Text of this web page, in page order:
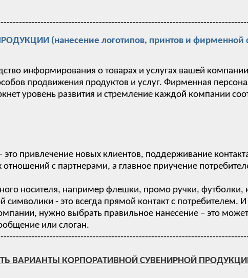
(нанесение логотипов, принтов и фирменной
информирования о товарах и услугах вашей
продвижения продуктов и услуг. Фирменная
уровень развития и стремление каждой компании
привлечение новых клиентов, поддерживание
с партнерами, а главное приучение
носителя, например флешки, промо ручки,
- это всегда прямой контакт с потребителем.
нужно выбрать правильное нанесение – это
или слоган.
ВАРИАНТЫ КОРПОРАТИВНОЙ СУВЕНИРНОЙ